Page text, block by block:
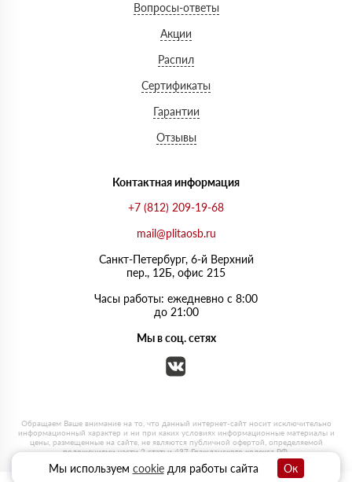
Вопросы-ответы
Акции
Распил
Сертификаты
Гарантии
Отзывы
Контактная информация
+7 (812) 209-19-68
mail@plitaosb.ru
Санкт-Петербург, 6-й Верхний
пер., 12Б, офис 215
Часы работы: ежедневно с 8:00
до 21:00
Мы в соц. сетях
Мы используем cookieдля работы сайта Ок